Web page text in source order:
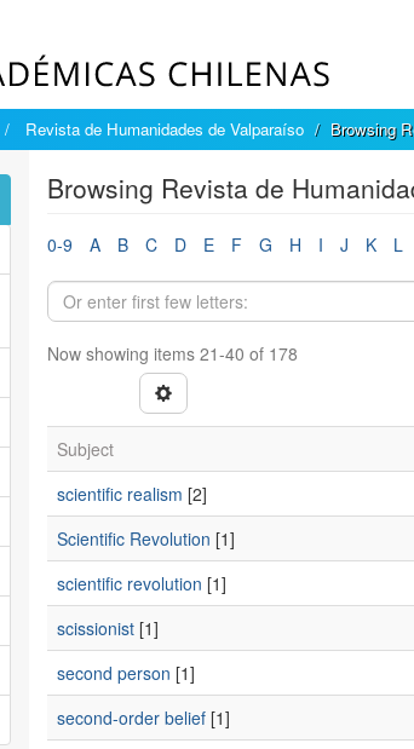
Revista de Humanidades de Valparaíso Browsing
Browsing Revista de
0-9 A B C D E F G H I J K L
Now showing items 21-40 of 178
Subject
scientific realism [2]
Scientific Revolution [1]
scientific revolution [1]
scissionist[1]
second person [1]
second-order belief[1]